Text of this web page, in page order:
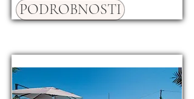
PODROBNOSTI